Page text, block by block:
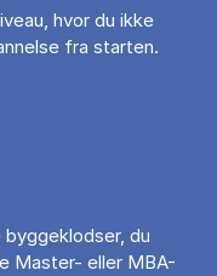
hvor du ikke
fra starten.
du
Master- eller MBA-